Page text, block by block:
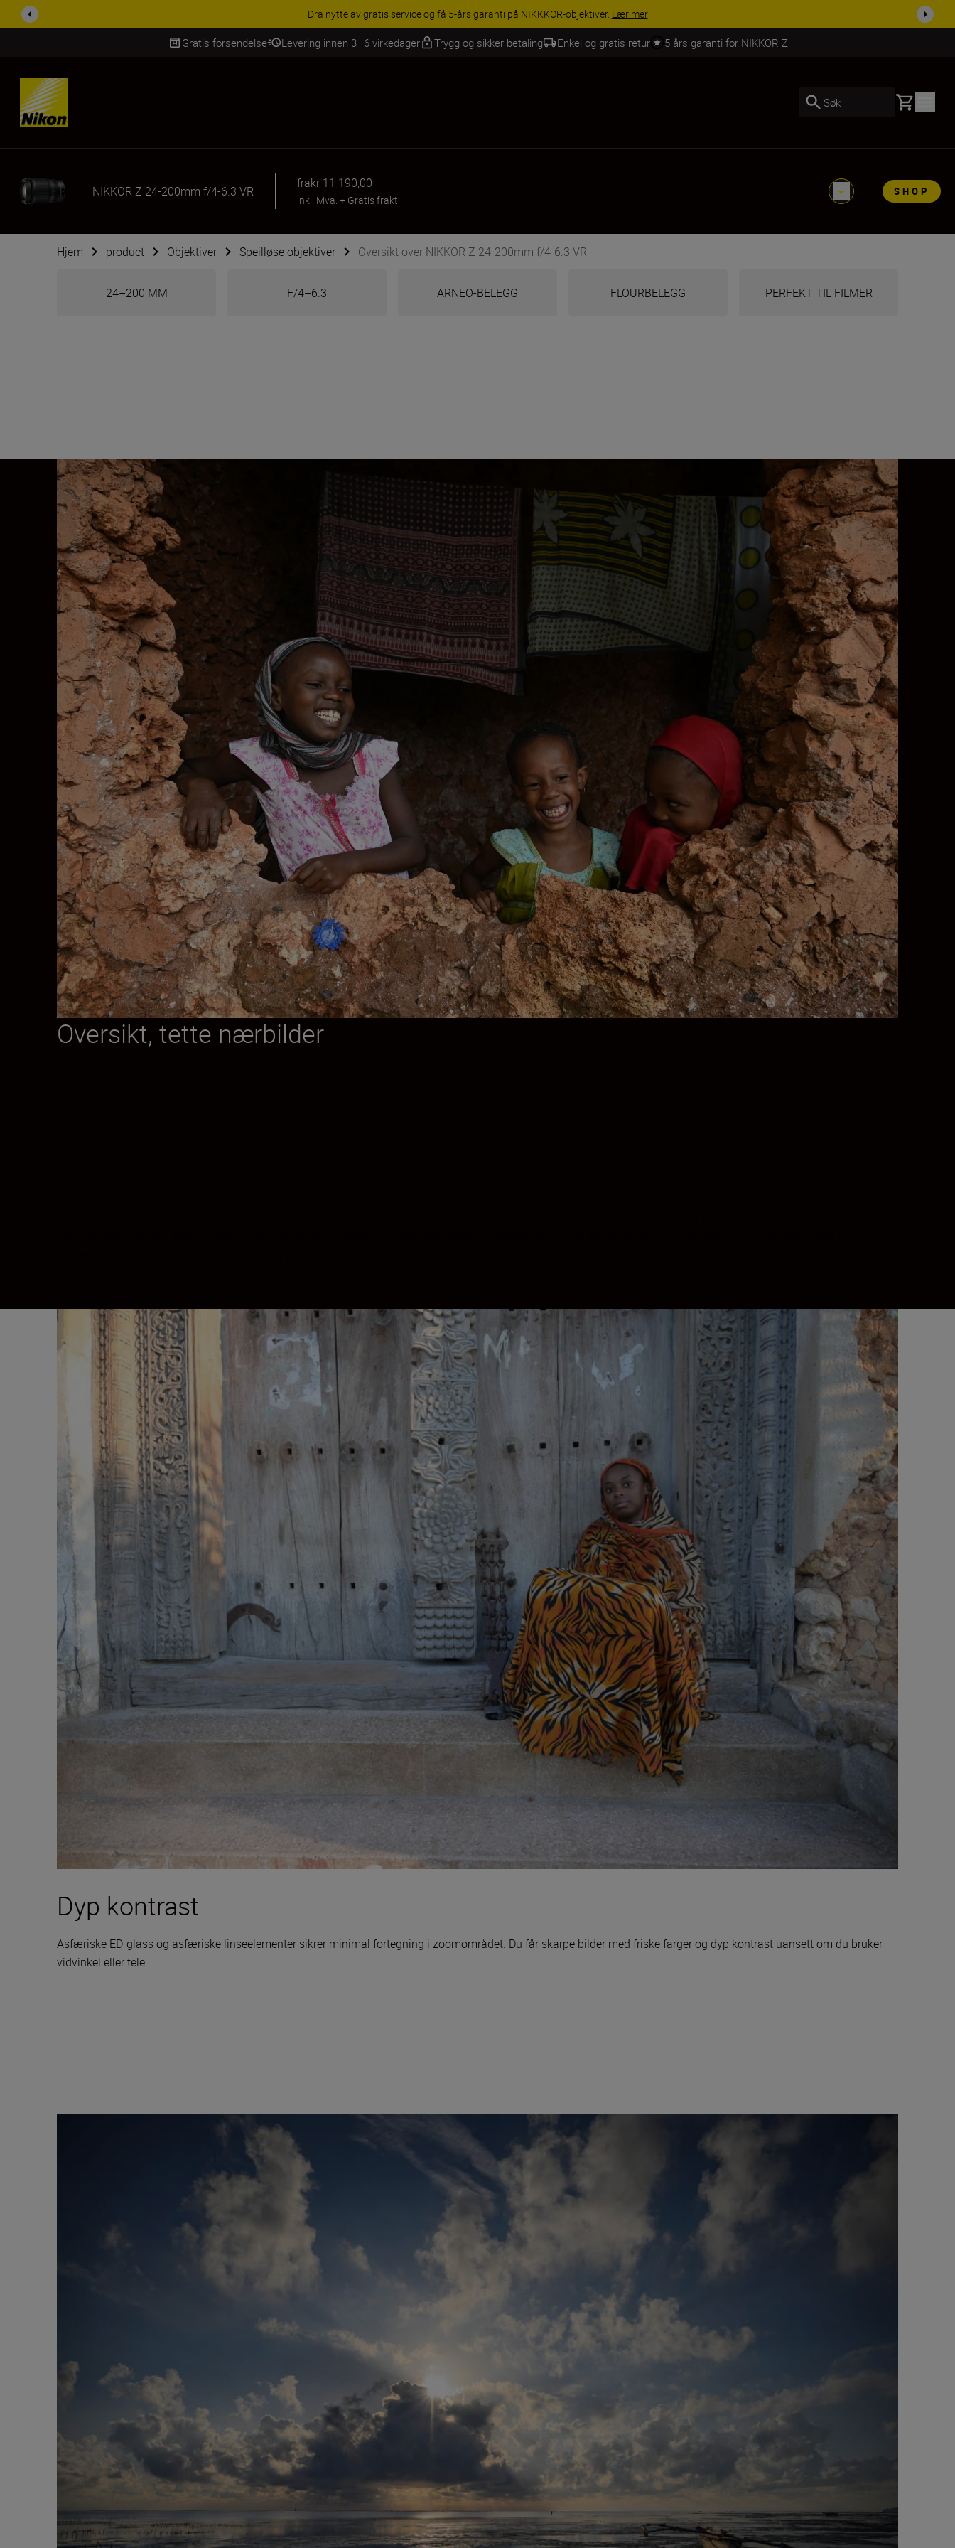
ACCESSORY SAVINGS | Få 15 % rabatt på utvalgt tilbehør, gjør fotoutstyret komplett i dag.
Gratis forsendelse Levering innen 3–6 virkedager Trygg og sikker betaling Enkel og gratis retur 5 års garanti for NIKKOR Z
Skip Content
Søk Basket
NIKKOR Z 24-200mm f/4-6.3 VR
frakr 11 190,00
inkl. Mva. + Gratis frakt
SHOP
Hjem product Objektiver Speilløse objektiver Oversikt over NIKKOR Z 24-200mm f/4-6.3 VR
24–200 MM F/4–6.3 ARNEO-BELEGG FLOURBELEGG PERFEKT TIL FILMER
Oversikt, tette nærbilder
Dyp kontrast
Asfæriske ED-glass og asfæriske linseelementer sikrer minimal fortegning i zoomområdet. Du får skarpe bilder med friske farger og dyp kontrast uansett om du bruker
vidvinkel eller tele.